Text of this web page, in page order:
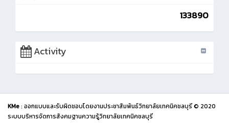
133890
Activity
KMe: ออกแบบและรับผิดชอบโดยงานประชาสัมพันธ์วิทยาลัยเทคนิคชลบุรี © 2020
ระบบบริหารจัดการสังคมฐานความรู้วิทยาลัยเทคนิคชลบุรี